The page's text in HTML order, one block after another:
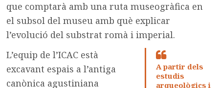
que comptarà amb una ruta museogràfica en
el subsol del museu amb què explicar
l’evolució del substrat romà i imperial.
A partir dels
estudis
arqueològics i
L’equip de l’ICAC està
excavant espais a l’antiga
canònica agustiniana